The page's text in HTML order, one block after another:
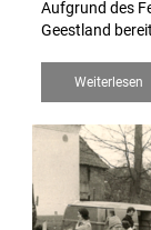
Aufgrund des
Geestland
Weiterlesen